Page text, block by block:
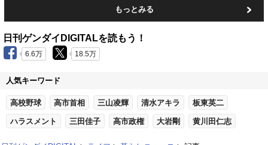
もっとみる
日刊ゲンダイDIGITALを読もう！
6.6万 18.5万
人気キーワード
高校野球 高市首相 三山凌輝 清水アキラ 板東英二
ハラスメント 三田佳子 高市政権 大岩剛 黄川田仁志